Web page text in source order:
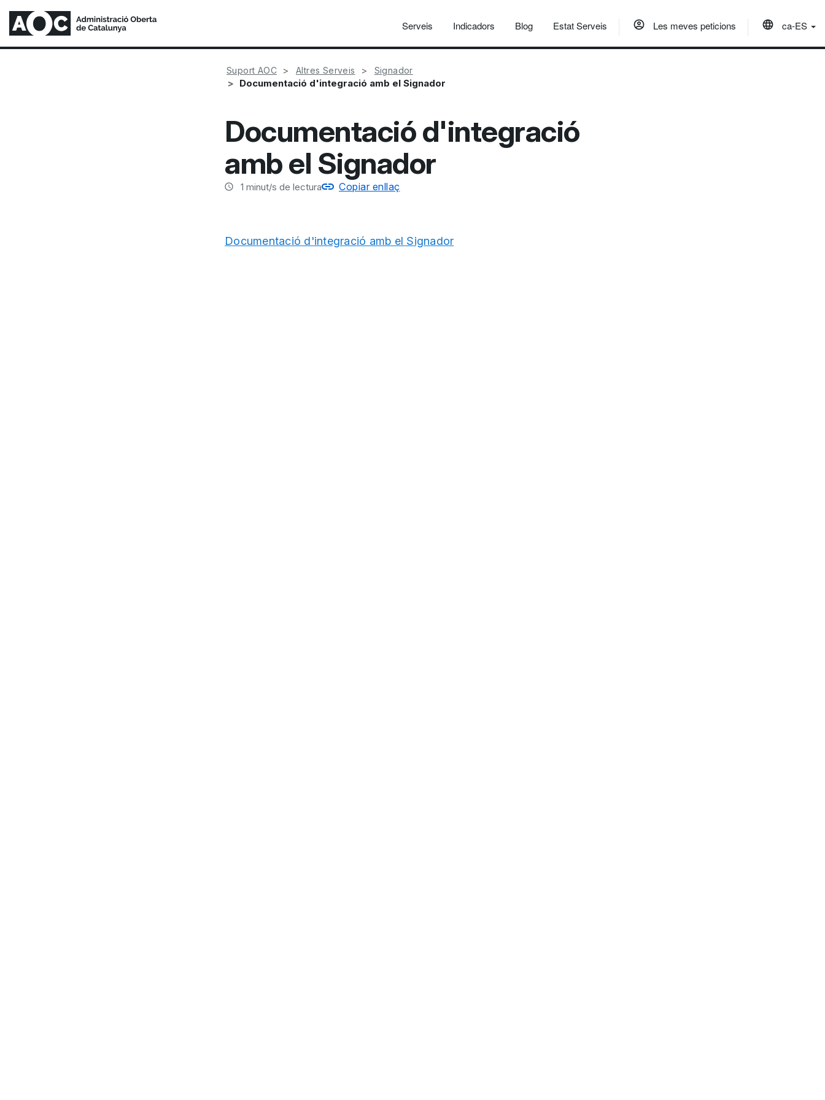
Serveis Indicadors Blog Estat Serveis Les meves peticions ca-ES
Suport AOC Altres Serveis Signador
Documentació d'integració amb el Signador
Documentació d'integració
amb el Signador
1 minut/s de lectura Copiar enllaç
Documentació d'integració amb el Signador